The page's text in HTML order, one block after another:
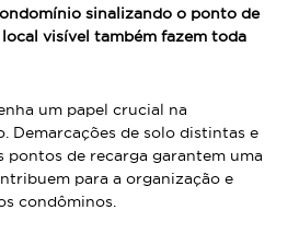
sinalizando o ponto de
visível também fazem toda
um papel crucial na
Demarcações de solo distintas e
pontos de recarga garantem uma
para a organização e
condôminos.